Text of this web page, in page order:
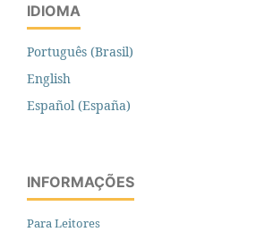
IDIOMA
Português (Brasil)
English
Español (España)
INFORMAÇÕES
Para Leitores